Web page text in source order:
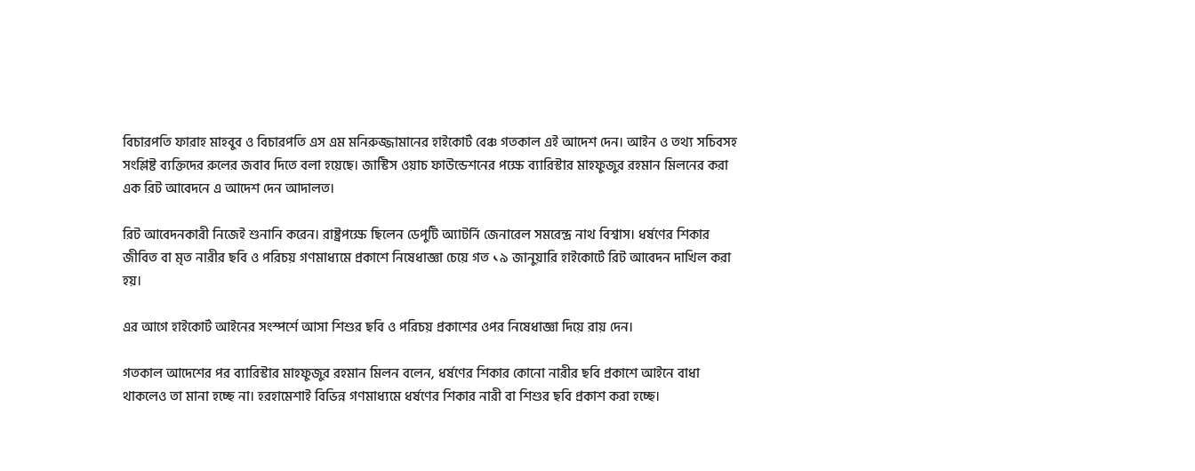
বিচারপতি ফারাহ মাহবুব ও বিচারপতি এস এম মনিরুজ্জামানের হাইকোর্ট বেঞ্চ গতকাল এই আদেশ দেন। আইন ও তথ্য সচিবসহ
সংশ্লিষ্ট ব্যক্তিদের রুলের জবাব দিতে বলা হয়েছে। জাস্টিস ওয়াচ ফাউন্ডেশনের পক্ষে ব্যারিস্টার মাহফুজুর রহমান মিলনের করা
এক রিট আবেদনে এ আদেশ দেন আদালত।
রিট আবেদনকারী নিজেই শুনানি করেন। রাষ্ট্রপক্ষে ছিলেন ডেপুটি অ্যাটর্নি জেনারেল সমরেন্দ্র নাথ বিশ্বাস। ধর্ষণের শিকার
জীবিত বা মৃত নারীর ছবি ও পরিচয় গণমাধ্যমে প্রকাশে নিষেধাজ্ঞা চেয়ে গত ১৯ জানুয়ারি হাইকোর্টে রিট আবেদন দাখিল করা
হয়।
এর আগে হাইকোর্ট আইনের সংস্পর্শে আসা শিশুর ছবি ও পরিচয় প্রকাশের ওপর নিষেধাজ্ঞা দিয়ে রায় দেন।
গতকাল আদেশের পর ব্যারিস্টার মাহফুজুর রহমান মিলন বলেন, ধর্ষণের শিকার কোনো নারীর ছবি প্রকাশে আইনে বাধা
থাকলেও তা মানা হচ্ছে না। হরহামেশাই বিভিন্ন গণমাধ্যমে ধর্ষণের শিকার নারী বা শিশুর ছবি প্রকাশ করা হচ্ছে।